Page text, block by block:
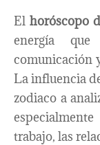
El horóscopo
energía
comunicación
La influencia
zodiaco a
trabajo, las